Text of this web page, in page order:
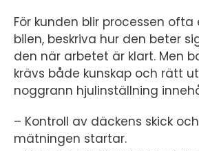
För kunden blir processen ofta
bilen, beskriva hur den beter
den när arbetet är klart. Men
krävs både kunskap och rätt
noggrann hjulinställning
– Kontroll av däckens skick
mätningen startar.